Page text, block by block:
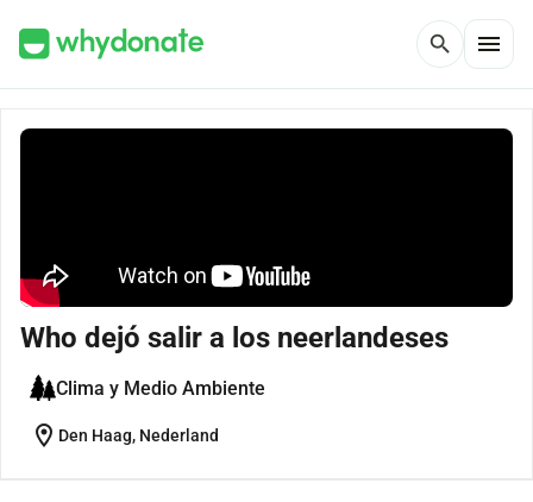
search menu
Who dejó salir a los neerlandeses
Clima y Medio Ambiente
location_on Den Haag, Nederland